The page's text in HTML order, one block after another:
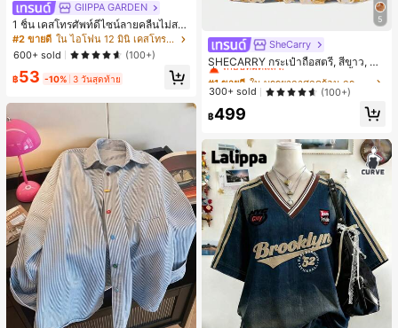
GIIPPA GARDEN
1 ชิ้น เคสโทรศัพท์ดีไซน์ลายคลื่นไม่สม
มาตรสำหรับ Phone 17 Pro Max, เหม
าะสำหรับ Phone 16 Pro Max, 15 Pro
Max, 14 Pro Max, เคสโทรศัพท์สไตล์เ
กาหลีและน่าสนใจ, เข้ากันได้กับ 11/12/
13/14/15/16 Pro Max Plus, ดีไซน์หรู
ขวัญในอุดมคติสำหรับคริสต์มาส, วันว
าเลนไทน์, อีสเตอร์, ฤดูแต่งงานและวันเ
กิดสำหรับแฟนสาว
#2 ขายดี
ใน ไอโฟน 12 มินิ เคสโทรศัพท์แฟชั่น
600+ sold
(100+)
฿53 -10% 3 วันสุดท้าย
5
SheCarry
SHECARRY กระเป๋าถือสตรี, สีขาว, แฟ
ชั่น, สง่างาม, วันหยุด, งานปาร์ตี้
#1 ขายดี
เกือบหมดแล้ว!
#1 ขายดี
เกือบหมดแล้ว!
#1 ขายดี
เกือบหมดแล้ว!
#1 ขายดี
ใน บรรยากาศฤดูร้อน กระเป๋าหูหิ้วด้านบนผู้หญิง
เกือบหมดแล้ว!
300+ sold (100+)
฿499